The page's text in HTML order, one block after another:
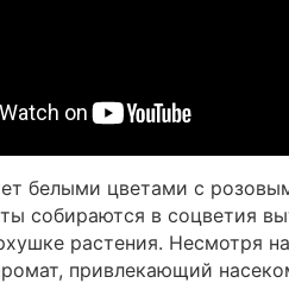
белыми цветами с
собираются в соцветия
растения. Несмотря
привлекающий